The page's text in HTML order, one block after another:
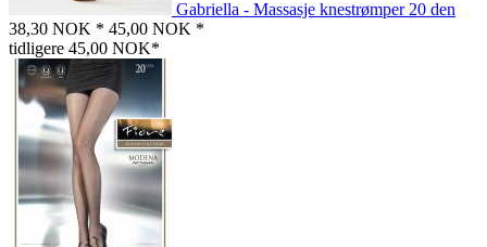
Gabriella - Massasje knestrømper 20 den
38,30 NOK * 45,00 NOK *
tidligere 45,00 NOK*